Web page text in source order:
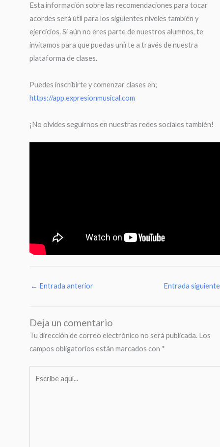
Esta información sobre las recomendaciones para tocar
acordes será útil para los siguientes niveles también y
ejercicios. Si aún no eres parte de nuestros alumnos, te
invitamos para que puedas unirte a través de nuestra
plataforma de clases.
Puedes inscribirte y comenzar clases en;
https://app.expresionmusical.com
¡No olvides seguirnos en nuestras redes sociales también!
← Entrada anterior Entrada
Deja un comentario
Tu dirección de correo electrónico no será publicada. Los
campos obligatorios están marcados con *